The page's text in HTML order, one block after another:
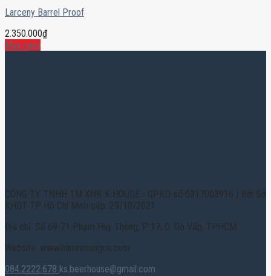
Larceny Barrel Proof
2.350.000₫
Mua ngay
CÔNG TY TNHH TM XNK K HOUSE - GPKD số 0317003916 | Bởi Sở
KHĐT TP. Hồ Chí Minh cấp: 29/10/2021
Địa chỉ: Số 69-71 Phạm Huy Thông, P. 17, Q. Gò Vấp, TPHCM
Website: www.hamruoungon.com
084.2222.678 ks.beerhouse@gmail.com